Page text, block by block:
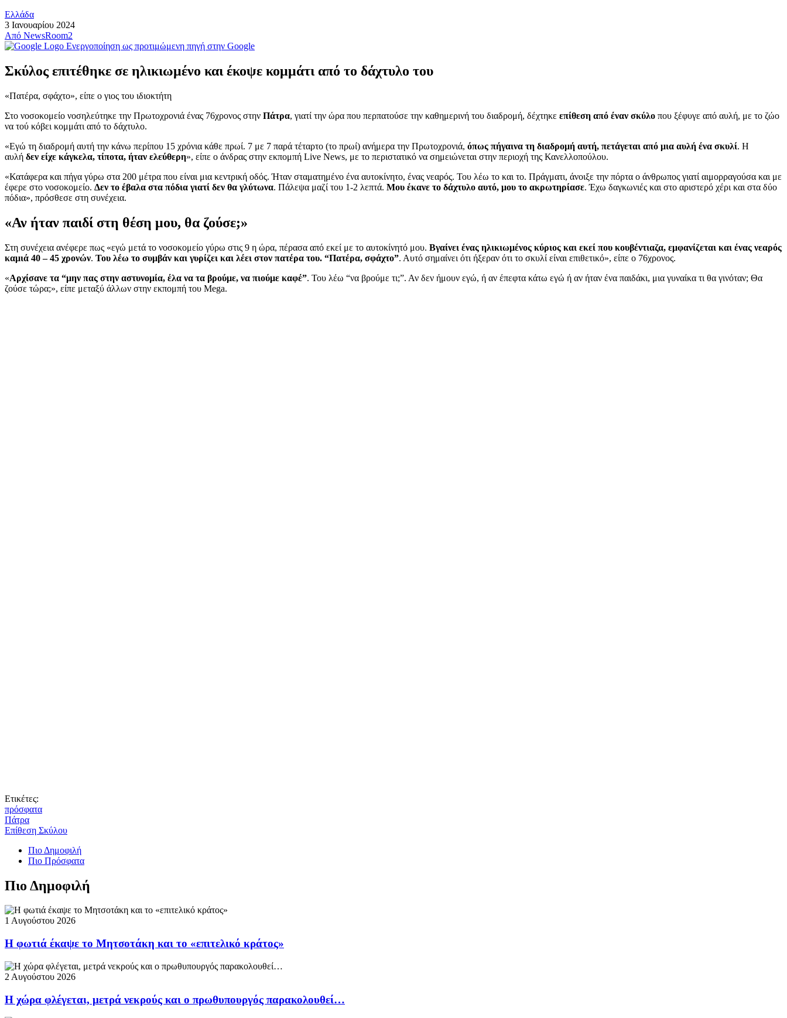
Ελλάδα
3 Ιανουαρίου 2024
Από NewsRoom2
Ενεργοποίηση ως προτιμώμενη πηγή στην Google
Σκύλος επιτέθηκε σε ηλικιωμένο και έκοψε κομμάτι από το δάχτυλο του
«Πατέρα, σφάχτο», είπε ο γιος του ιδιοκτήτη
Στο νοσοκομείο νοσηλεύτηκε την Πρωτοχρονιά ένας 76χρονος στην Πάτρα, γιατί την ώρα που περπατούσε την καθημερινή του διαδρομή, δέχτηκε επίθεση από έναν σκύλο που ξέφυγε από αυλή, με το ζώο
να τού κόβει κομμάτι από το δάχτυλο.
«Εγώ τη διαδρομή αυτή την κάνω περίπου 15 χρόνια κάθε πρωί. 7 με 7 παρά τέταρτο (το πρωί) ανήμερα την Πρωτοχρονιά, όπως πήγαινα τη διαδρομή αυτή, πετάγεται από μια αυλή ένα σκυλί. Η
αυλή δεν είχε κάγκελα, τίποτα, ήταν ελεύθερη», είπε ο άνδρας στην εκπομπή Live News, με το περιστατικό να σημειώνεται στην περιοχή της Κανελλοπούλου.
«Κατάφερα και πήγα γύρω στα 200 μέτρα που είναι μια κεντρική οδός. Ήταν σταματημένο ένα αυτοκίνητο, ένας νεαρός. Του λέω το και το. Πράγματι, άνοιξε την πόρτα ο άνθρωπος γιατί αιμορραγούσα και με
έφερε στο νοσοκομείο. Δεν το έβαλα στα πόδια γιατί δεν θα γλύτωνα. Πάλεψα μαζί του 1-2 λεπτά. Μου έκανε το δάχτυλο αυτό, μου το ακρωτηρίασε. Έχω δαγκωνιές και στο αριστερό χέρι και στα δύο
πόδια», πρόσθεσε στη συνέχεια.
«Αν ήταν παιδί στη θέση μου, θα ζούσε;»
Στη συνέχεια ανέφερε πως «εγώ μετά το νοσοκομείο γύρω στις 9 η ώρα, πέρασα από εκεί με το αυτοκίνητό μου. Βγαίνει ένας ηλικιωμένος κύριος και εκεί που κουβέντιαζα, εμφανίζεται και ένας νεαρός
καμιά 40 – 45 χρονών. Του λέω το συμβάν και γυρίζει και λέει στον πατέρα του. “Πατέρα, σφάχτο”. Αυτό σημαίνει ότι ήξεραν ότι το σκυλί είναι επιθετικό», είπε ο 76χρονος.
«Αρχίσανε τα “μην πας στην αστυνομία, έλα να τα βρούμε, να πιούμε καφέ”. Του λέω “να βρούμε τι;”. Αν δεν ήμουν εγώ, ή αν έπεφτα κάτω εγώ ή αν ήταν ένα παιδάκι, μια γυναίκα τι θα γινόταν; Θα
ζούσε τώρα;», είπε μεταξύ άλλων στην εκπομπή του Mega.
Ετικέτες:
πρόσφατα
Πάτρα
Επίθεση Σκύλου
Πιο Δημοφιλή
Πιο Πρόσφατα
Πιο Δημοφιλή
1 Αυγούστου 2026
Η φωτιά έκαψε το Μητσοτάκη και το «επιτελικό κράτος»
2 Αυγούστου 2026
Η χώρα φλέγεται, μετρά νεκρούς και ο πρωθυπουργός παρακολουθεί…